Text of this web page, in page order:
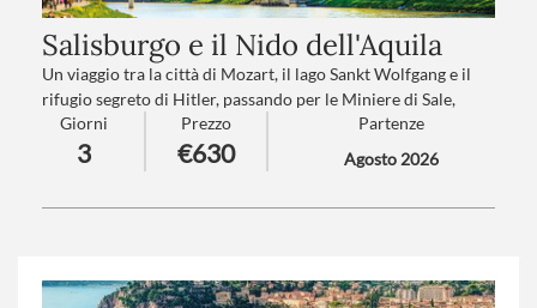
Salisburgo e il Nido dell'Aquila
Un viaggio tra la città di Mozart, il lago Sankt Wolfgang e il
rifugio segreto di Hitler, passando per le Miniere di Sale,
mondo magico dell' "oro bianco"! Da villaggi fiabeschi a città
ricche di cultura, fino a luoghi carichi di simbolismo e storia,
questo itinerario permette di immergersi nella bellezza e
Giorni
3
Prezzo
€630
Partenze
Agosto 2026